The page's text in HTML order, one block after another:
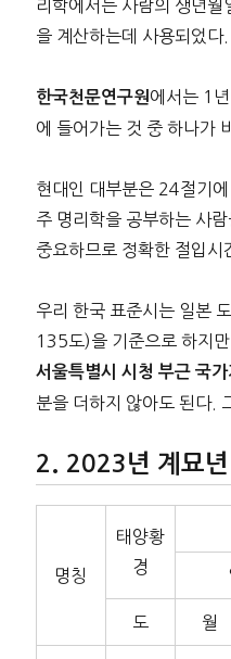
리학에서는 사람의 생년
을 계산하는데 사용되었다.
한국천문연구원 에서는 1
에 들어가는 것 중 하나가
현대인 대부분은 24절기
주 명리학을 공부하는 사
중요하므로 정확한 절입시
우리 한국 표준시는 일본
135도)을 기준으로 하지
서울특별시 시청 부근 국가
분을 더하지 않아도 된다.
2023년 계묘
명칭
태양황
경
도 월